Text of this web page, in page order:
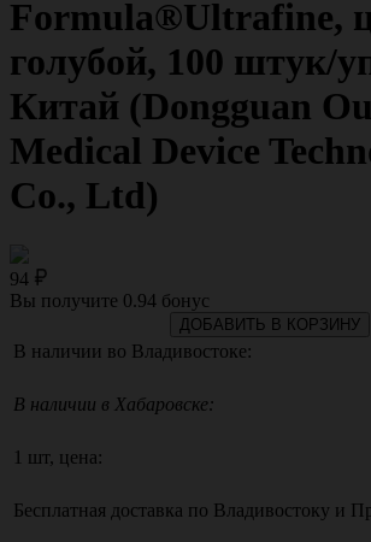
Formula®Ultrafine,
голубой, 100 штук/
Китай (Dongguan
Medical Device
Cо., Ltd)
94
Вы получите 0.94 бонус
ДОБАВИТЬ В КОРЗИНУ
В наличии во Владивостоке:
В наличии в Хабаровске:
1 шт, цена:
Бесплатная доставка по Владивостоку и